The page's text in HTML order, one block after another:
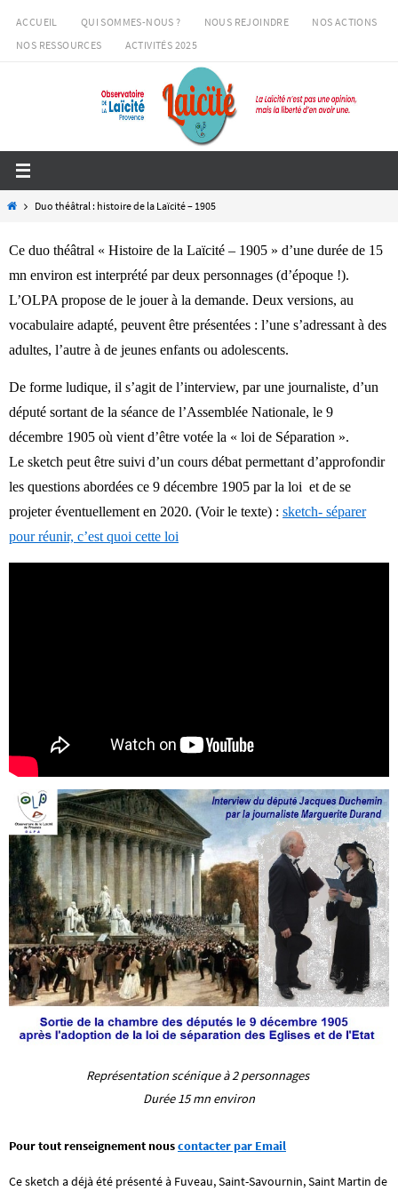
Passer
vers
ACCUEIL QUI SOMMES-NOUS ? NOUS REJOINDRE
NOS ACTIONS
NOS RESSOURCES
ACTIVITÉS 2025
HomeDuo théâtral : histoire de la Laïcité – 1905
Ce duo théâtral « Histoire de la Laïcité – 1905 » d’une durée de 15
mn environ est interprété par deux personnages (d’époque !).
L’OLPA propose de le jouer à la demande. Deux versions, au
vocabulaire adapté, peuvent être présentées : l’une s’adressant à des
adultes, l’autre à de jeunes enfants ou adolescents.
De forme ludique, il s’agit de l’interview, par une journaliste, d’un
député sortant de la séance de l’Assemblée Nationale, le 9
décembre 1905 où vient d’être votée la « loi de Séparation ».
Le sketch peut être suivi d’un cours débat permettant d’approfondir
les questions abordées ce 9 décembre 1905 par la loi et de se
projeter éventuellement en 2020. (Voir le texte) : sketch- séparer
pour réunir, c’est quoi cette loi
Représentation scénique à 2 personnages
Durée 15 mn environ
Pour tout renseignement nouscontacter par Email
Ce sketch a déjà été présenté à Fuveau, Saint-Savournin, Saint Martin de